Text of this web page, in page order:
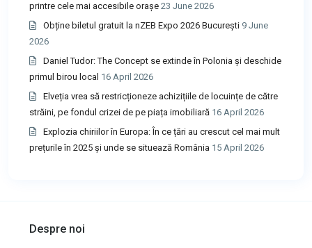
printre cele mai accesibile orașe 23 June 2026
Obține biletul gratuit la nZEB Expo 2026 București 9 June
2026
Daniel Tudor: The Concept se extinde în Polonia și deschide
primul birou local 16 April 2026
Elveția vrea să restricționeze achizițiile de locuințe de către
străini, pe fondul crizei de pe piața imobiliară 16 April 2026
Explozia chiriilor în Europa: În ce țări au crescut cel mai mult
prețurile în 2025 și unde se situează România 15 April 2026
Despre noi